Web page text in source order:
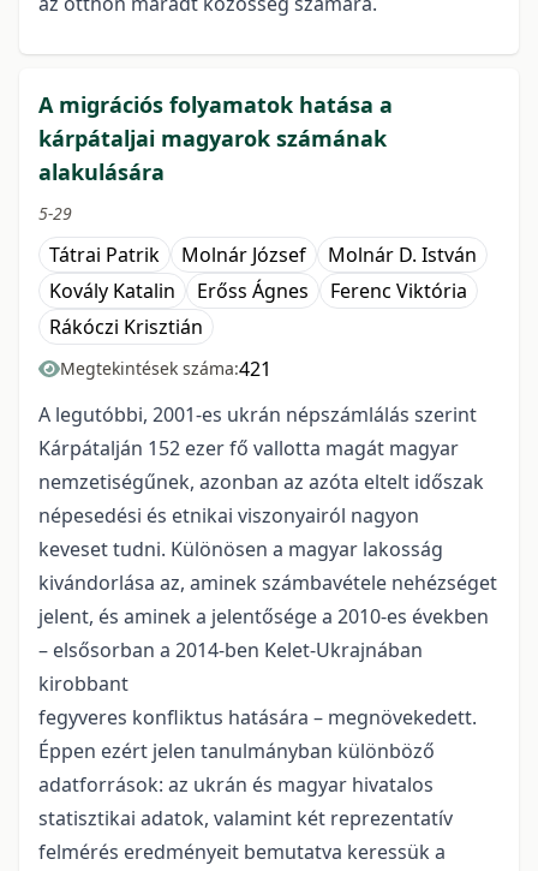
A migrációs folyamatok hatása a
kárpátaljai magyarok számának
alakulására
5-29
Tátrai Patrik Molnár József
Molnár D. István
Kovály Katalin
Erőss Ágnes
Ferenc Viktória
Rákóczi Krisztián
Megtekintések száma:421
A legutóbbi, 2001-es ukrán népszámlálás szerint
Kárpátalján 152 ezer fő vallotta magát magyar
nemzetiségűnek, azonban az azóta eltelt időszak
népesedési és etnikai viszonyairól nagyon
keveset tudni. Különösen a magyar lakosság
kivándorlása az, aminek számbavétele nehézséget
jelent, és aminek a jelentősége a 2010-es években
– elsősorban a 2014-ben Kelet-Ukrajnában
kirobbant
fegyveres konfliktus hatására – megnövekedett.
Éppen ezért jelen tanulmányban különböző
adatforrások: az ukrán és magyar hivatalos
statisztikai adatok, valamint két reprezentatív
felmérés eredményeit bemutatva keressük a